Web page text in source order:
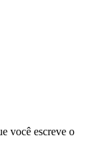
você escreve o